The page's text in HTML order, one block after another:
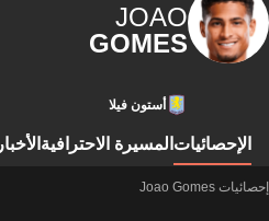
JOAO
GOMES
أستون فيلا
الإحصائيات المسيرة الاحترافية الأخبار
إحصائيات Joao Gomes